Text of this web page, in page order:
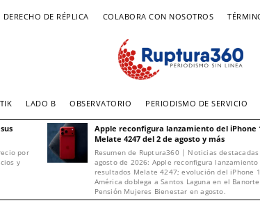
DERECHO DE RÉPLICA COLABORA CON NOSOTROS
LADO B OBSERVATORIO PERIODISMO DE SERVICIO
por
y
Apple reconfigura lanzamiento del iPhone
Melate 4247 del 2 de agosto y más
Resumen de Ruptura360 | Noticias
agosto de 2026: Apple reconfigura
resultados Melate 4247; evolución del iPhone
América doblega a Santos Laguna en el
Pensión Mujeres Bienestar en agosto.